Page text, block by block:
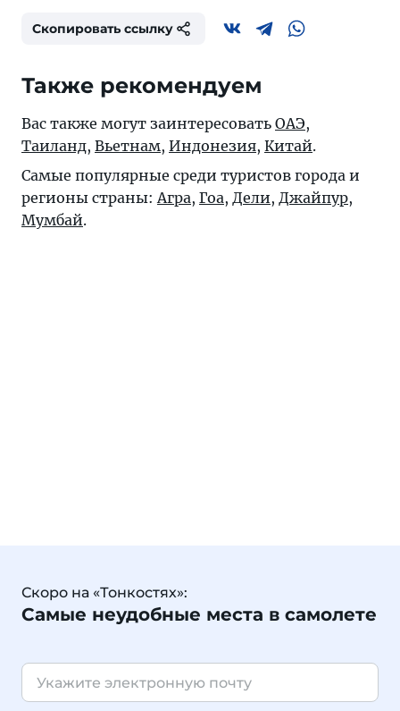
Скопировать ссылку
Также рекомендуем
Вас также могут заинтересовать ОАЭ,
Таиланд, Вьетнам, Индонезия, Китай.
Самые популярные среди туристов города и
регионы страны:Агра, Гоа, Дели, Джайпур,
Мумбай.
Скоро на «Тонкостях»:
Самые неудобные места в самолете